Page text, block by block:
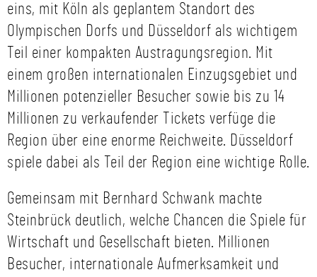
eins, mit Köln als geplantem Standort des
Olympischen Dorfs und Düsseldorf als wichtigem
Teil einer kompakten Austragungsregion. Mit
einem großen internationalen Einzugsgebiet und
Millionen potenzieller Besucher sowie bis zu 14
Millionen zu verkaufender Tickets verfüge die
Region über eine enorme Reichweite. Düsseldorf
spiele dabei als Teil der Region eine wichtige Rolle.
Gemeinsam mit Bernhard Schwank machte
Steinbrück deutlich, welche Chancen die Spiele für
Wirtschaft und Gesellschaft bieten. Millionen
Besucher, internationale Aufmerksamkeit und